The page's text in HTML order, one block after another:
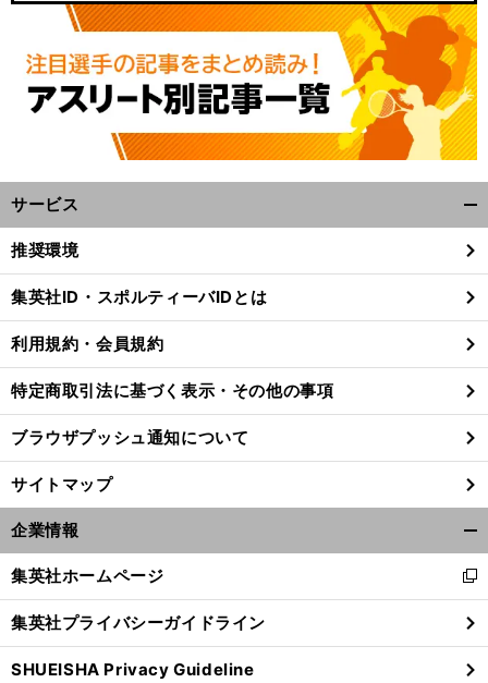
サービス
閉
る
推奨環境
集英社ID・スポルティーバIDとは
利用規約・会員規約
特定商取引法に基づく表示・その他の事項
ブラウザプッシュ通知について
サイトマップ
企業情報
閉
る
集英社ホームページ
新
し
い
ウ
ィ
集英社プライバシーガイドライン
SHUEISHA Privacy Guideline